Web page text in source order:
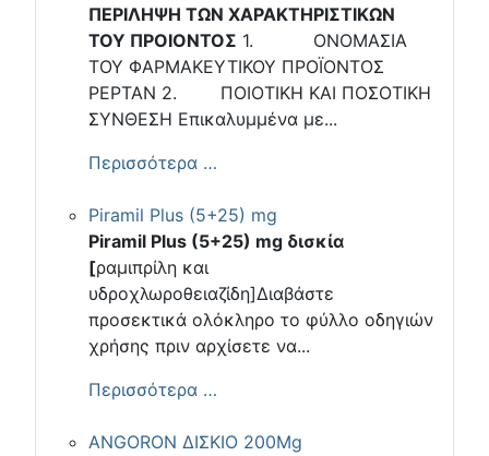
ΠΕΡΙΛΗΨΗ ΤΩΝ ΧΑΡΑΚΤΗΡΙΣΤΙΚΩΝ
ΤΟΥ ΠΡΟΙΟΝΤΟΣ 1. ΟΝΟΜΑΣΙΑ
ΤΟΥ ΦΑΡΜΑΚΕΥΤΙΚΟΥ ΠΡΟΪΟΝΤΟΣ
PEPTAN 2. ΠΟΙΟΤΙΚΗ ΚΑΙ ΠΟΣΟΤΙΚΗ
ΣΥΝΘΕΣΗ Επικαλυμμένα με...
Περισσότερα …
Piramil Plus (5+25) mg
Piramil Plus (5+25) mg δισκία
[ραμιπρίλη και
υδροχλωροθειαζίδη]Διαβάστε
προσεκτικά ολόκληρο το φύλλο οδηγιών
χρήσης πριν αρχίσετε να...
Περισσότερα …
ANGORON ΔΙΣΚΙΟ 200Mg